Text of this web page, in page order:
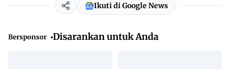
Ikuti di Google News
Bersponsor Disarankan untuk Anda